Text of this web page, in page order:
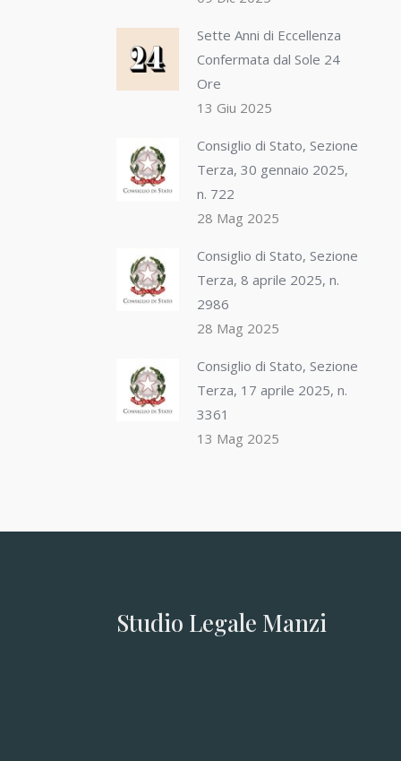
Sette Anni di Eccellenza
Confermata dal Sole 24
Ore
13 Giu 2025
Consiglio di Stato, Sezione
Terza, 30 gennaio 2025,
n. 722
28 Mag 2025
Consiglio di Stato, Sezione
Terza, 8 aprile 2025, n.
2986
28 Mag 2025
Consiglio di Stato, Sezione
Terza, 17 aprile 2025, n.
3361
13 Mag 2025
Studio Legale Manzi